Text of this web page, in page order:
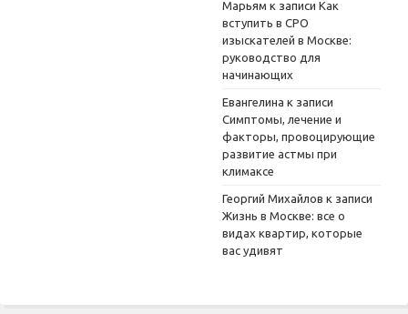
Марьям к записи Как
вступить в СРО
изыскателей в Москве:
руководство для
начинающих
Евангелина к записи
Симптомы, лечение и
факторы, провоцирующие
развитие астмы при
климаксе
Георгий Михайлов к записи
Жизнь в Москве: все о
видах квартир, которые
вас удивят